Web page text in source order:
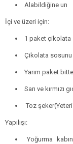
Alabildiğine un
İçi ve üzeri için:
1 paket çikolata
Çikolata sosunu
Yarım paket
Sarı ve kırmızı
Toz
Yapılışı:
Yoğurma